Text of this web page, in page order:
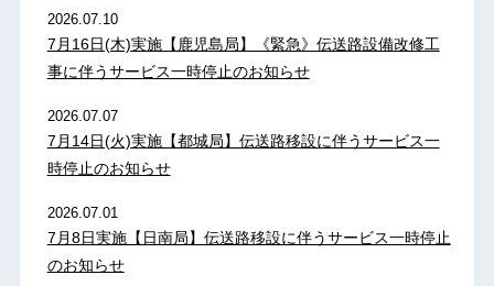
2026.07.10
7月16日(木)実施【鹿児島局】《緊急》伝送路設備改修工
事に伴うサービス一時停止のお知らせ
2026.07.07
7月14日(火)実施【都城局】伝送路移設に伴うサービス一
時停止のお知らせ
2026.07.01
7月8日実施【日南局】伝送路移設に伴うサービス一時停止
のお知らせ